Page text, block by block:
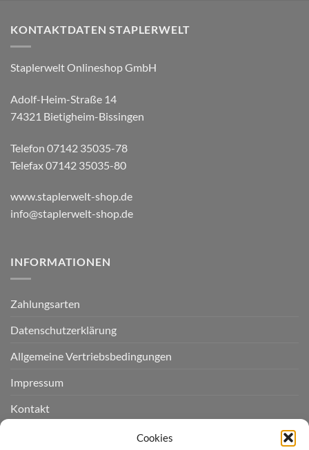
Cookies
KONTAKTDATEN STAPLERWELT
Staplerwelt Onlineshop GmbH
Adolf-Heim-Straße 14
74321 Bietigheim-Bissingen
Telefon 07142 35035-78
Telefax 07142 35035-80
www.staplerwelt-shop.de
info@staplerwelt-shop.de
INFORMATIONEN
Zahlungsarten
Datenschutzerklärung
Allgemeine Vertriebsbedingungen
Impressum
Kontakt